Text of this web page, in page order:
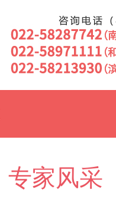
专家风采